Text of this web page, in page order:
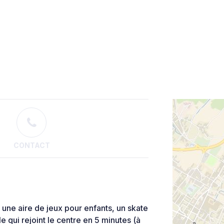
CONTACT
aire de jeux pour enfants, un skate
qui rejoint le centre en 5 minutes (à